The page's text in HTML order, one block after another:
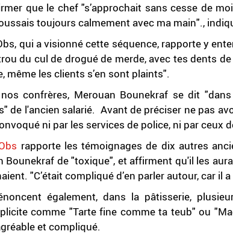
que le chef "s’approchait sans cesse de
toujours calmement avec ma main".,
qui a visionné cette séquence, rapporte y
du cul de drogué de merde, avec tes dents
même les clients s’en sont plaints".
confrères, Merouan Bounekraf se dit
de l'ancien salarié. Avant de préciser ne pas
ni par les services de police, ni par ceux
rapporte les témoignages de dix autres
Bounekraf de "toxique", et affirment qu'il les
"C’était compliqué d’en parler autour, car il a
également, dans la pâtisserie,
comme "Tarte fine comme ta teub" ou
et compliqué.